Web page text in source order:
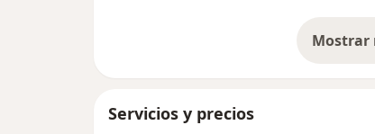
Mostrar
Servicios y precios